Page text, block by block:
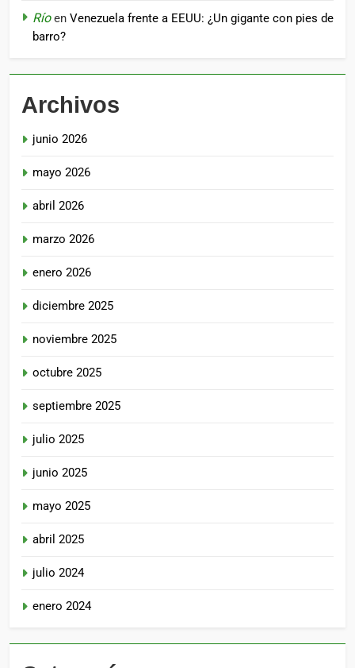
Ríoen Venezuela frente a EEUU: ¿Un gigante con pies de
barro?
Archivos
junio 2026
mayo 2026
abril 2026
marzo 2026
enero 2026
diciembre 2025
noviembre 2025
octubre 2025
septiembre 2025
julio 2025
junio 2025
mayo 2025
abril 2025
julio 2024
enero 2024